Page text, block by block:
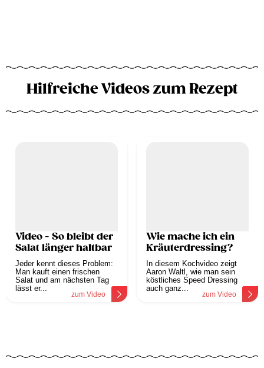
Hilfreiche Videos zum Rezept
Video - So bleibt der
Salat länger haltbar
Jeder kennt dieses Problem:
Man kauft einen frischen
Salat und am nächsten Tag
lässt er...
zum Video
Wie mache ich ein
Kräuterdressing?
In diesem Kochvideo zeigt
Aaron Waltl, wie man sein
köstliches Speed Dressing
auch ganz...
zum Video